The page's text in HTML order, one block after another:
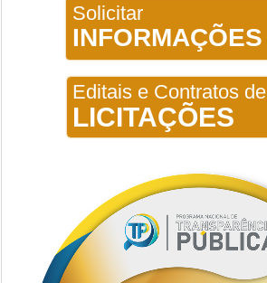
Solicitar
INFORMAÇÕES
Editais e Contratos de
LICITAÇÕES